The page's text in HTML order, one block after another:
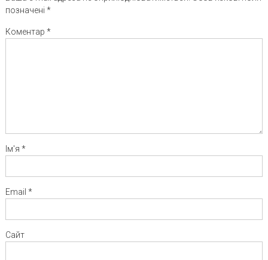
позначені *
Коментар *
Ім'я *
Email *
Сайт